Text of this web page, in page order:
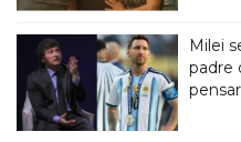
Milei
padre